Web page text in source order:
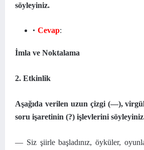
söyleyiniz.
Cevap:
İmla ve Noktalama
2. Etkinlik
Aşağıda verilen uzun çizgi (—),
soru işaretinin (?) işlevlerini
— Siz şiirle başladınız, öyküler,